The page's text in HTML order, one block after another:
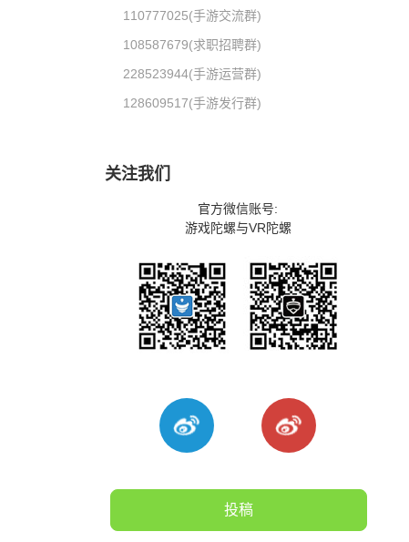
110777025(手游交流群)
108587679(求职招聘群)
228523944(手游运营群)
128609517(手游发行群)
关注我们
官方微信账号:
游戏陀螺与VR陀螺
投稿